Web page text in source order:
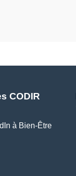
CODIR
à Bien-Être